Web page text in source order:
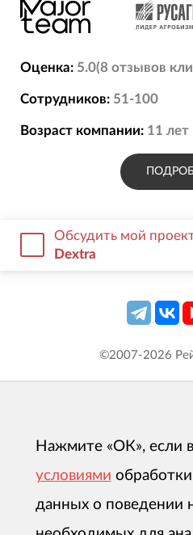
Оценка: 5.0(8 отзывов
Сотрудников: 51-100
Возраст компании: 11 лет
Обсудить мой
Dextra
©2007-2026
Нажмите «ОК», если
условиями
данных о поведении